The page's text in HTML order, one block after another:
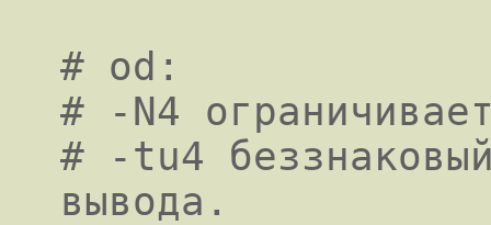
# od:
# -N4
# -tu4
вывода.